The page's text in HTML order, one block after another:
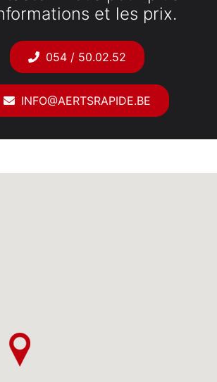
et les prix.
054 / 50.02.52
INFO@AERTSRAPIDE.BE